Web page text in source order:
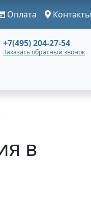
Оплата Контакты
+7(495) 204-27-54
Заказать обратный звонок
в